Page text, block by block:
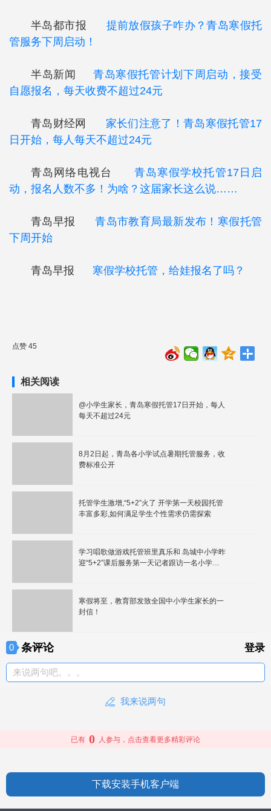
半岛都市报 提前放假孩子咋办？青岛寒假托
管服务下周启动！
半岛新闻 青岛寒假托管计划下周启动，接受
自愿报名，每天收费不超过24元
青岛财经网
家长们注意了！青岛寒假托管17
日开始，每人每天不超过24元
青岛网络电视台 青岛寒假学校托管17日启
动，报名人数不多！为啥？这届家长这么说……
青岛早报青岛市教育局最新发布！寒假托管
下周开始
青岛早报 寒假学校托管，给娃报名了吗？
点赞 45
相关阅读
@小学生家长，青岛寒假托管17日开始，每人
每天不超过24元
8月2日起，青岛各小学试点暑期托管服务，收
费标准公开
托管学生激增,“5+2”火了 开学第一天校园托管
丰富多彩,如何满足学生个性需求仍需探索
学习唱歌做游戏托管班里真乐和 岛城中小学昨
迎“5+2”课后服务第一天记者跟访一名小学生
寒假将至，教育部发致全国中小学生家长的一
封信！
0 条评论 登录
来说两句吧。。。
我来说两句
已有 0 人参与，点击查看更多精彩评论
下载安装手机客户端